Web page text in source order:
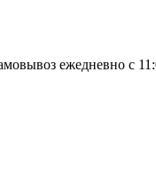
ежедневно с